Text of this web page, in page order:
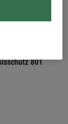
801